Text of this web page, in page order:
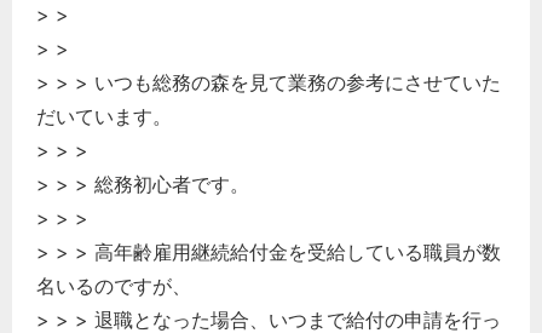
> >
> >
> > > いつも総務の森を見て業務の参考にさせていた
だいています。
> > >
> > > 総務初心者です。
> > >
> > > 高年齢雇用継続給付金を受給している職員が数
名いるのですが、
> > > 退職となった場合、いつまで給付の申請を行っ